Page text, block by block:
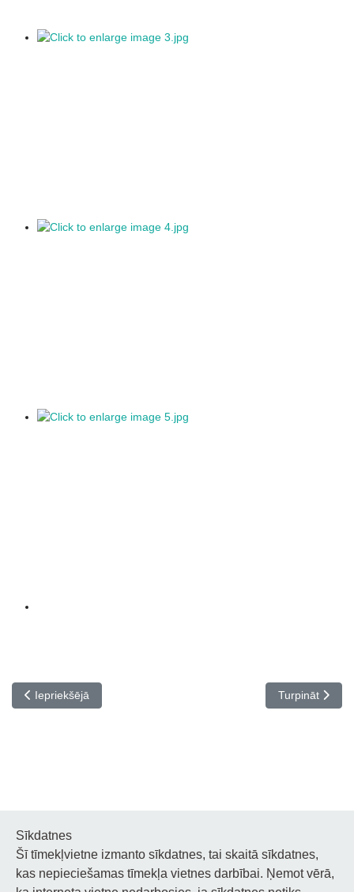
Iepriekšējais raksts: Filma “Piļsāta pi upis”
Iepriekšējā Nākamais
Turpināt
Noderīgi
Sīkdatnes
Šī tīmekļvietne izmanto sīkdatnes, tai skaitā sīkdatnes,
kas nepieciešamas tīmekļa vietnes darbībai. Ņemot vērā,